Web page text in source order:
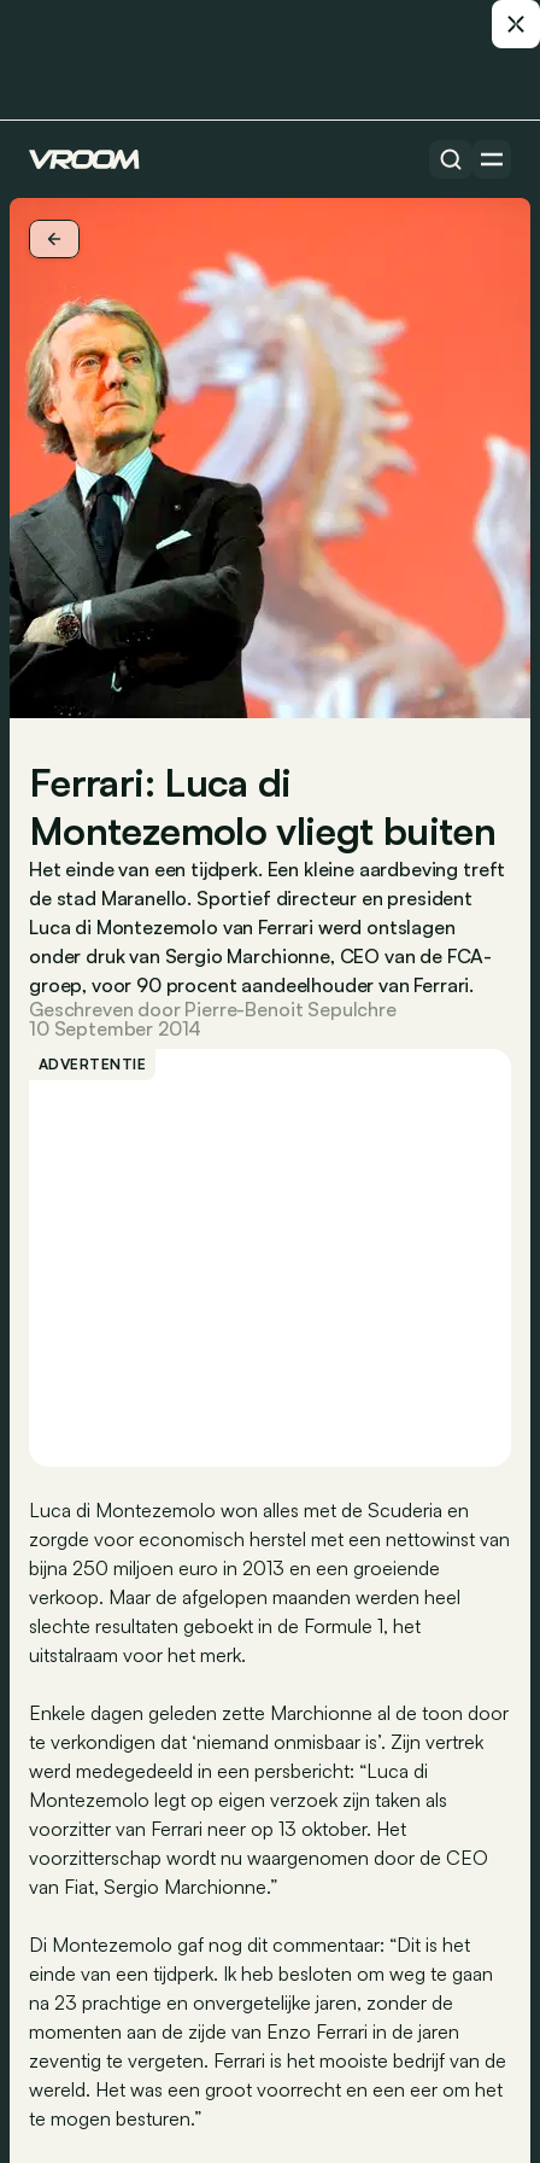
Ferrari: Luca di
Montezemolo vliegt buiten
Het einde van een tijdperk. Een kleine aardbeving treft
de stad Maranello. Sportief directeur en president
Luca di Montezemolo van Ferrari werd ontslagen
onder druk van Sergio Marchionne, CEO van de FCA-
groep, voor 90 procent aandeelhouder van Ferrari.
Geschreven door Pierre-Benoit Sepulchre
10 September 2014
ADVERTENTIE
Luca di Montezemolo won alles met de Scuderia en
zorgde voor economisch herstel met een nettowinst van
bijna 250 miljoen euro in 2013 en een groeiende
verkoop. Maar de afgelopen maanden werden heel
slechte resultaten geboekt in de Formule 1, het
uitstalraam voor het merk.
Enkele dagen geleden zette Marchionne al de toon door
te verkondigen dat ‘niemand onmisbaar is’. Zijn vertrek
werd medegedeeld in een persbericht: “Luca di
Montezemolo legt op eigen verzoek zijn taken als
voorzitter van Ferrari neer op 13 oktober. Het
voorzitterschap wordt nu waargenomen door de CEO
van Fiat, Sergio Marchionne.”
Di Montezemolo gaf nog dit commentaar: “Dit is het
einde van een tijdperk. Ik heb besloten om weg te gaan
na 23 prachtige en onvergetelijke jaren, zonder de
momenten aan de zijde van Enzo Ferrari in de jaren
zeventig te vergeten. Ferrari is het mooiste bedrijf van de
wereld. Het was een groot voorrecht en een eer om het
te mogen besturen.”